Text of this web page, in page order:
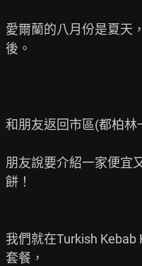
愛爾蘭的八月份是夏天
後。
和朋友返回市區(都柏
朋友說要介紹一家便宜
餅！
我們就在Turkish
套餐，